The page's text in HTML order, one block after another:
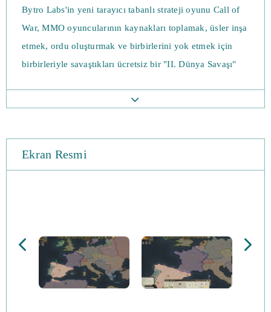
Bytro Labs'in yeni tarayıcı tabanlı strateji oyunu Call of
War, MMO oyuncularının kaynakları toplamak, üsler inşa
etmek, ordu oluşturmak ve birbirlerini yok etmek için
birbirleriyle savaştıkları ücretsiz bir "II. Dünya Savaşı"
oyunu değil, illeri ele geçirmek ve kademeli olarak
oyunu. Güncel kalmak için küresel gazete özelliğini
kullanın - gerçekten hoş, kişisel bir özellik.
bugünün savaş komutanı olarak ünününüzü hayal edin.
Ekran Resmi